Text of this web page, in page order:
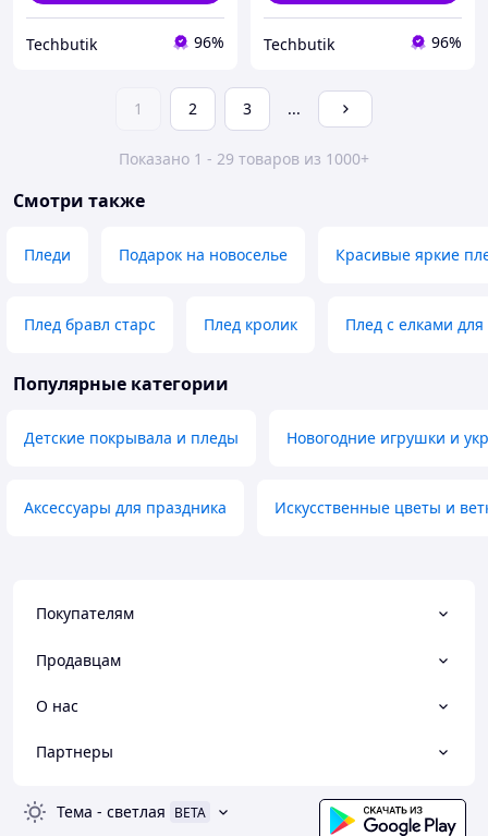
Techbutik 96% Techbutik 96%
1 2 3 ...
Показано 1 - 29 товаров из 1000+
Смотри также
Пледи Подарок на новоселье Красивые яркие
Плед бравл старс Плед кролик Плед с елками
Популярные категории
Детские покрывала и пледы Новогодние игрушки и
Аксессуары для праздника Искусственные цветы и
Покупателям
Продавцам
О нас
Партнеры
Тема - светлая BETA